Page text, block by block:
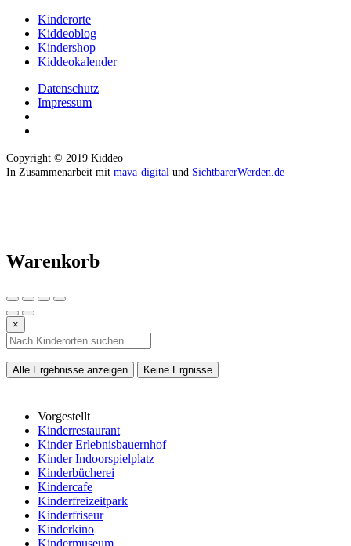
Kinderorte
Kiddeoblog
Kindershop
Kiddeokalender
Datenschutz
Impressum
Copyright © 2019 Kiddeo
In Zusammenarbeit mit mava-digital und SichtbarerWerden.de
Warenkorb
×
Alle Ergebnisse anzeigen Keine Ergnisse
Vorgestellt
Kinderrestaurant
Kinder Erlebnisbauernhof
Kinder Indoorspielplatz
Kinderbücherei
Kindercafe
Kinderfreizeitpark
Kinderfriseur
Kinderkino
Kindermuseum